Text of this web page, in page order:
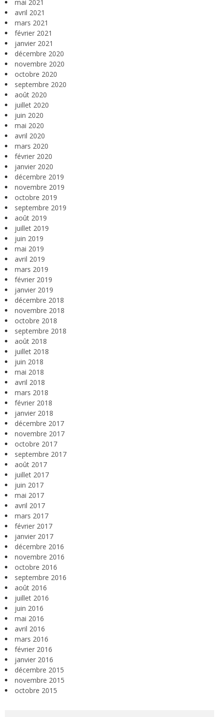
mai 2021
avril 2021
mars 2021
février 2021
janvier 2021
décembre 2020
novembre 2020
octobre 2020
septembre 2020
août 2020
juillet 2020
juin 2020
mai 2020
avril 2020
mars 2020
février 2020
janvier 2020
décembre 2019
novembre 2019
octobre 2019
septembre 2019
août 2019
juillet 2019
juin 2019
mai 2019
avril 2019
mars 2019
février 2019
janvier 2019
décembre 2018
novembre 2018
octobre 2018
septembre 2018
août 2018
juillet 2018
juin 2018
mai 2018
avril 2018
mars 2018
février 2018
janvier 2018
décembre 2017
novembre 2017
octobre 2017
septembre 2017
août 2017
juillet 2017
juin 2017
mai 2017
avril 2017
mars 2017
février 2017
janvier 2017
décembre 2016
novembre 2016
octobre 2016
septembre 2016
août 2016
juillet 2016
juin 2016
mai 2016
avril 2016
mars 2016
février 2016
janvier 2016
décembre 2015
novembre 2015
octobre 2015